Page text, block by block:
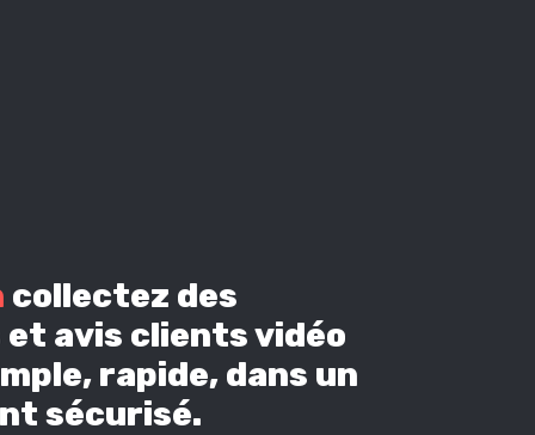
collectez des
et avis clients vidéo
rapide, dans un
sécurisé.